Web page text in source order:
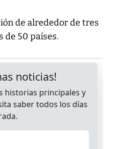
de alrededor de tres
de 50 países.